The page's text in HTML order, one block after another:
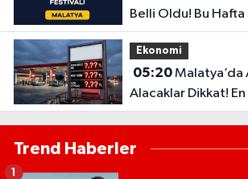
Belli Oldu! Bu
Olacak?
Ekonomi
05:20Malatya’da Akaryakıt
Alacaklar Dikkat! En
Pahalı İlçe Belli
Trend Haberler
1